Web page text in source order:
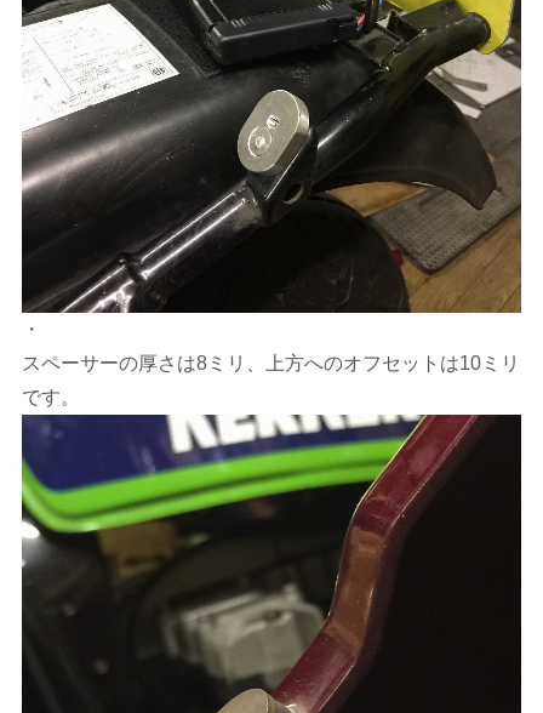
・
スペーサーの厚さは8ミリ、上方へのオフセットは10ミリ
です。